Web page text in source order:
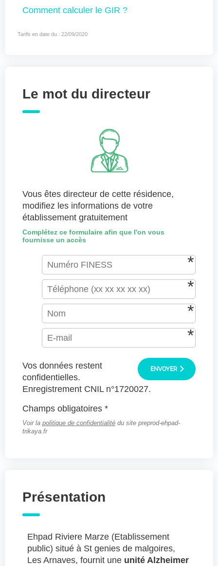
Comment calculer le GIR ?
Tarifs en date du : 22/09/2020
Le mot du directeur
Vous êtes directeur de cette résidence,
modifiez les informations de votre
établissement gratuitement
Complétez ce formulaire afin que l'on vous
fournisse un accès
ENVOYER
Vos données restent
confidentielles.
Enregistrement CNIL n°1720027.
Champs obligatoires *
Voir la politique de confidentialité du site preprod-ehpad-
trikaya.fr
Présentation
Ehpad Riviere Marze (Etablissement
public) situé à St genies de malgoires,
Les Arnaves, fournit une unité Alzheimer